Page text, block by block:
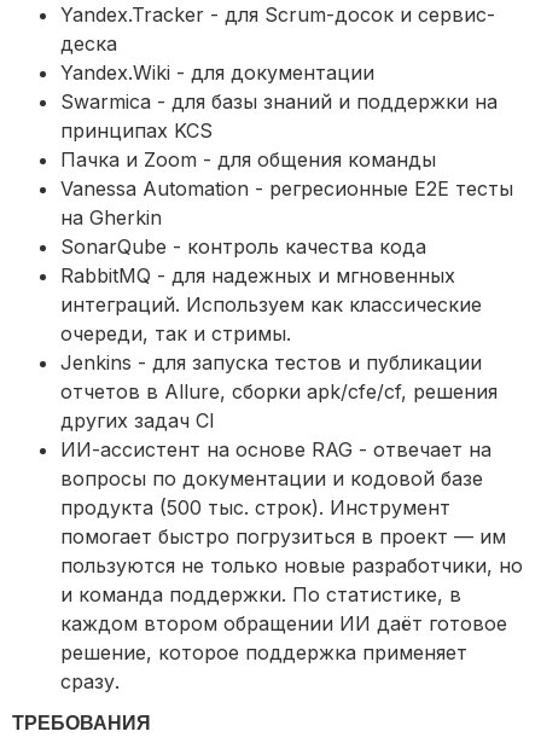
Yandex.Tracker - для Scrum-досок и сервис-
деска
Yandex.Wiki - для документации
Swarmica - для базы знаний и поддержки на
принципах KCS
Пачка и Zoom - для общения команды
Vanessa Automation - регресионные E2E тесты
на Gherkin
SonarQube - контроль качества кода
RabbitMQ - для надежных и мгновенных
интеграций. Используем как классические
очереди, так и стримы.
Jenkins - для запуска тестов и публикации
отчетов в Allure, сборки apk/cfe/cf, решения
других задач CI
ИИ-ассистент на основе RAG - отвечает на
вопросы по документации и кодовой базе
продукта (500 тыс. строк). Инструмент
помогает быстро погрузиться в проект — им
пользуются не только новые разработчики, но
и команда поддержки. По статистике, в
каждом втором обращении ИИ даёт готовое
решение, которое поддержка применяет
сразу.
ТРЕБОВАНИЯ